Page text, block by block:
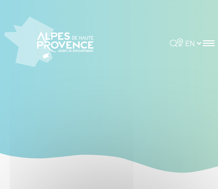
Rechercher
Choisir la